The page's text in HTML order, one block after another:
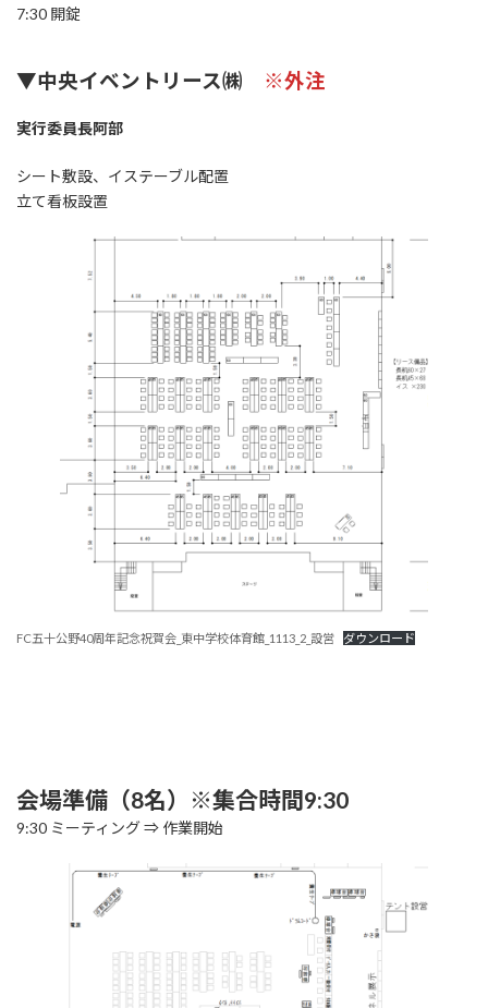
7:30 開錠
▼中央イベントリース㈱ ※外注
実行委員長阿部
シート敷設、イステーブル配置
立て看板設置
FC五十公野40周年記念祝賀会_東中学校体育館_1113_2_設営 ダウンロード
会場準備（8名）※集合時間9:30
9:30 ミーティング ⇒ 作業開始